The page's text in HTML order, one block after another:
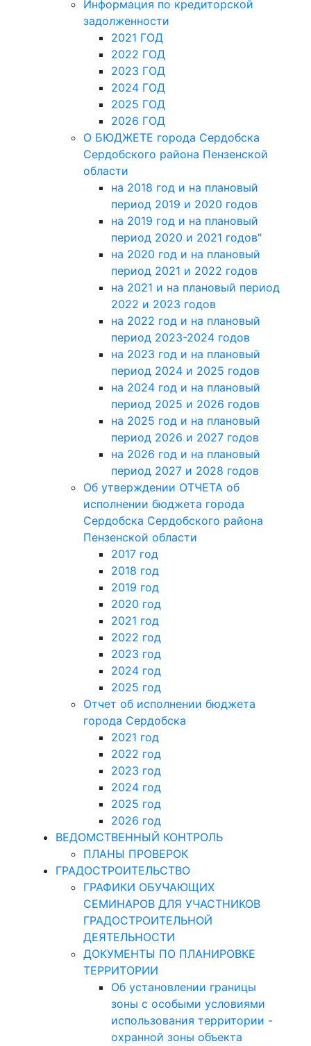
Информация по кредиторской
задолженности
2021 ГОД
2022 ГОД
2023 ГОД
2024 ГОД
2025 ГОД
2026 ГОД
О БЮДЖЕТЕ города Сердобска
Сердобского района Пензенской
области
на 2018 год и на плановый
период 2019 и 2020 годов
на 2019 год и на плановый
период 2020 и 2021 годов"
на 2020 год и на плановый
период 2021 и 2022 годов
на 2021 и на плановый период
2022 и 2023 годов
на 2022 год и на плановый
период 2023-2024 годов
на 2023 год и на плановый
период 2024 и 2025 годов
на 2024 год и на плановый
период 2025 и 2026 годов
на 2025 год и на плановый
период 2026 и 2027 годов
на 2026 год и на плановый
период 2027 и 2028 годов
Об утверждении ОТЧЕТА об
исполнении бюджета города
Сердобска Сердобского района
Пензенской области
2017 год
2018 год
2019 год
2020 год
2021 год
2022 год
2023 год
2024 год
2025 год
Отчет об исполнении бюджета
города Сердобска
2021 год
2022 год
2023 год
2024 год
2025 год
2026 год
ВЕДОМСТВЕННЫЙ КОНТРОЛЬ
ПЛАНЫ ПРОВЕРОК
ГРАДОСТРОИТЕЛЬСТВО
ГРАФИКИ ОБУЧАЮЩИХ
СЕМИНАРОВ ДЛЯ УЧАСТНИКОВ
ГРАДОСТРОИТЕЛЬНОЙ
ДЕЯТЕЛЬНОСТИ
ДОКУМЕНТЫ ПО ПЛАНИРОВКЕ
ТЕРРИТОРИИ
Об установлении границы
зоны с особыми условиями
использования территории -
охранной зоны объекта